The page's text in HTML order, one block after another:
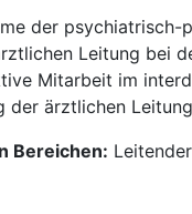
der psychiatrisch-
Leitung bei
Mitarbeit im
der ärztlichen
Bereichen: